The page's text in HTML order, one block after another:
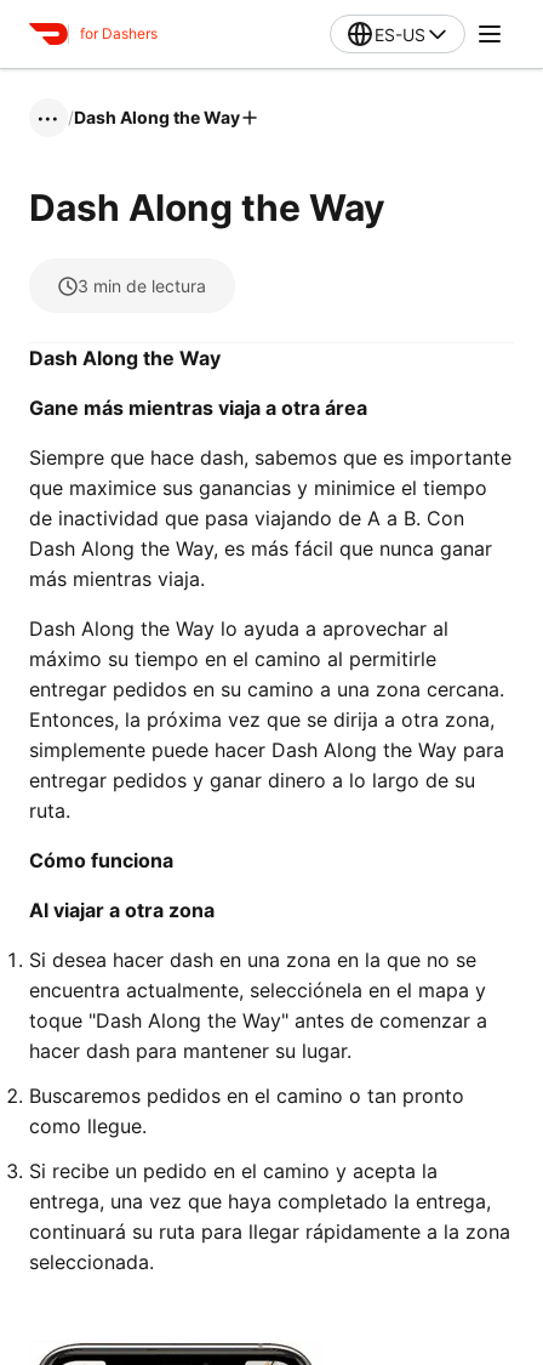
for Dashers ES-US
••• /Dash Along the Way
Dash Along the Way
3 min de lectura
Dash Along the Way
Gane más mientras viaja a otra área
Siempre que hace dash, sabemos que es importante
que maximice sus ganancias y minimice el tiempo
de inactividad que pasa viajando de A a B. Con
Dash Along the Way, es más fácil que nunca ganar
más mientras viaja.
Dash Along the Way lo ayuda a aprovechar al
máximo su tiempo en el camino al permitirle
entregar pedidos en su camino a una zona cercana.
Entonces, la próxima vez que se dirija a otra zona,
simplemente puede hacer Dash Along the Way para
entregar pedidos y ganar dinero a lo largo de su
ruta.
Cómo funciona
Al viajar a otra zona
Si desea hacer dash en una zona en la que no se
encuentra actualmente, selecciónela en el mapa y
toque "Dash Along the Way" antes de comenzar a
hacer dash para mantener su lugar.
Buscaremos pedidos en el camino o tan pronto
como llegue.
Si recibe un pedido en el camino y acepta la
entrega, una vez que haya completado la entrega,
continuará su ruta para llegar rápidamente a la zona
seleccionada.